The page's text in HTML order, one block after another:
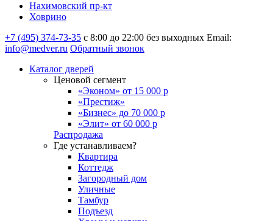
Нахимовский пр-кт
Ховрино
+7 (495) 374-73-35 с 8:00 до 22:00 без выходных Email:
info@medver.ru Обратный звонок
Каталог дверей
Ценовой сегмент
«Эконом» от 15 000 р
«Престиж»
«Бизнес» до 70 000 р
«Элит» от 60 000 р
Распродажа
Где устанавливаем?
Квартира
Коттедж
Загородный дом
Уличные
Тамбур
Подъезд